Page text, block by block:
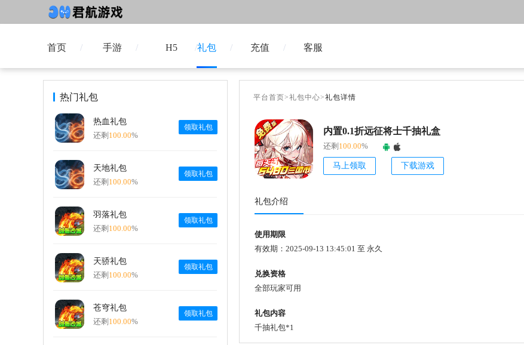
首页 手游 H5 礼包 充值 客服
热门礼包
热血礼包
还剩 100.00%
领取礼包
天地礼包
还剩 100.00%
领取礼包
羽落礼包
还剩 100.00%
领取礼包
天骄礼包
还剩 100.00%
领取礼包
苍穹礼包
还剩 100.00%
领取礼包
平台首页>礼包中心>礼包详情
内置0.1折远征将士千抽礼盒
还剩 100.00%
马上领取 下载游戏
礼包介绍
使用期限
有效期：2025-09-13 13:45:01 至 永久
兑换资格
全部玩家可用
礼包内容
千抽礼包*1